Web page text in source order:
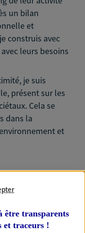
un bilan
et
construis avec
leurs besoins
je suis
présent sur les
Cela se
dans la
et
être transparents
et traceurs !